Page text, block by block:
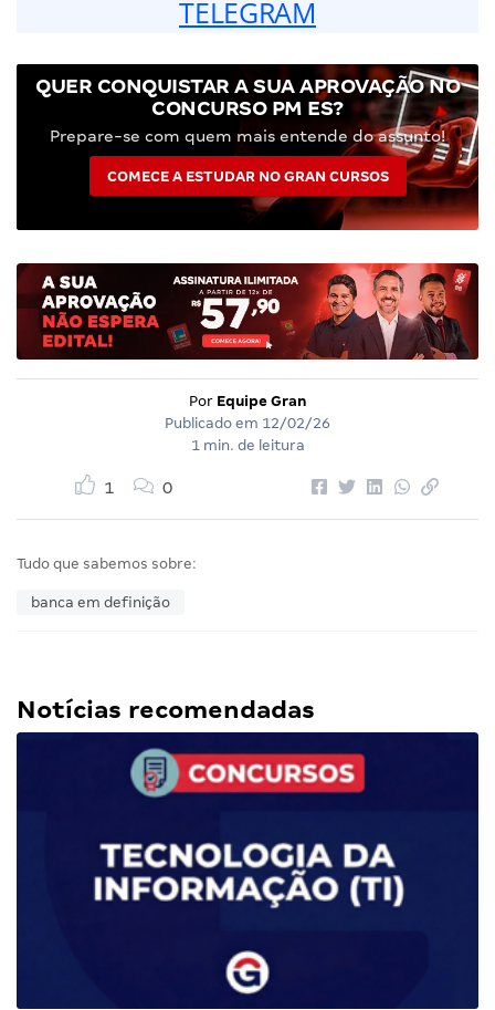
TELEGRAM
QUER CONQUISTAR A SUA APROVAÇÃO NO
CONCURSO PM ES?
Prepare-se com quem mais entende do assunto!
COMECE A ESTUDAR NO GRAN CURSOS
Por Equipe Gran
Publicado em 12/02/26
1 min. de leitura
1 0
Tudo que sabemos sobre:
banca em definição
Notícias recomendadas